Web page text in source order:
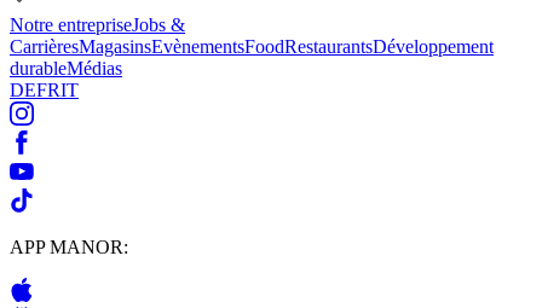
Notre entrepriseJobs &
CarrièresMagasinsEvènementsFoodRestaurantsDéveloppement
durableMédias
DEFRIT
APP MANOR: